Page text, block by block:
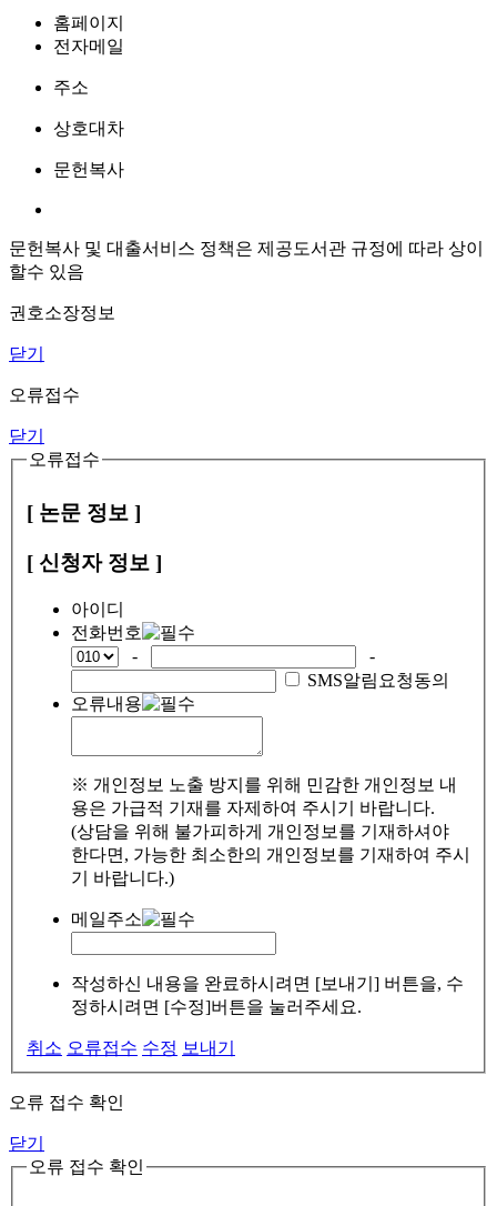
홈페이지
전자메일
주소
상호대차
문헌복사
문헌복사 및 대출서비스 정책은 제공도서관 규정에 따라 상이
할수 있음
권호소장정보
닫기
오류접수
닫기
오류접수
[ 논문 정보 ]
[ 신청자 정보 ]
아이디
전화번호
-
-
SMS알림요청동의
오류내용
※ 개인정보 노출 방지를 위해 민감한 개인정보 내
용은 가급적 기재를 자제하여 주시기 바랍니다.
(상담을 위해 불가피하게 개인정보를 기재하셔야
한다면, 가능한 최소한의 개인정보를 기재하여 주시
기 바랍니다.)
메일주소
작성하신 내용을 완료하시려면 [보내기] 버튼을, 수
정하시려면 [수정]버튼을 눌러주세요.
취소 오류접수 수정 보내기
오류 접수 확인
닫기
오류 접수 확인